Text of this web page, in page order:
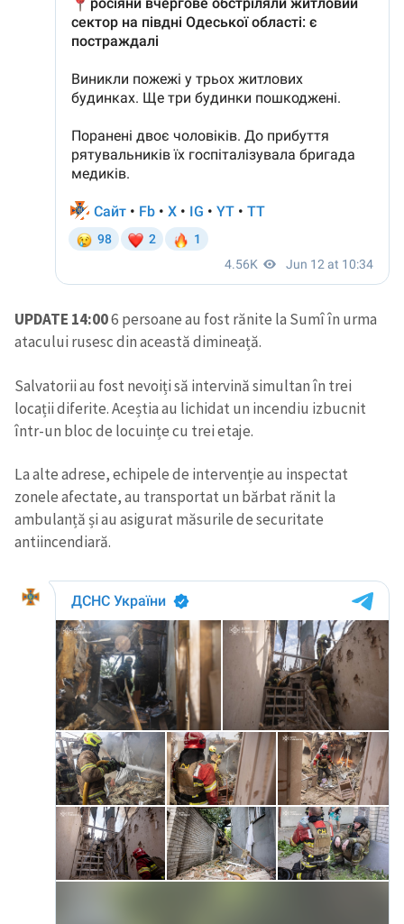
Trimite o informație
Despre ZdG
in English
на русском
UPDATE 14:006 persoane au fost rănite la Sumî în urma
atacului rusesc din această dimineață.
Salvatorii au fost nevoiți să intervină simultan în trei
locații diferite. Aceștia au lichidat un incendiu izbucnit
într-un bloc de locuințe cu trei etaje.
La alte adrese, echipele de intervenție au inspectat
zonele afectate, au transportat un bărbat rănit la
ambulanță și au asigurat măsurile de securitate
antiincendiară.